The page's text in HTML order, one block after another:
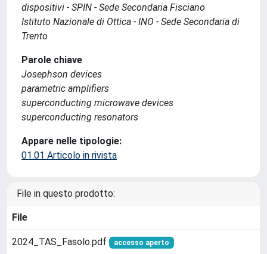
dispositivi - SPIN - Sede Secondaria Fisciano
Istituto Nazionale di Ottica - INO - Sede Secondaria di
Trento
Parole chiave
Josephson devices
parametric amplifiers
superconducting microwave devices
superconducting resonators
Appare nelle tipologie:
01.01 Articolo in rivista
File in questo prodotto:
File
2024_TAS_Fasolo.pdf accesso aperto